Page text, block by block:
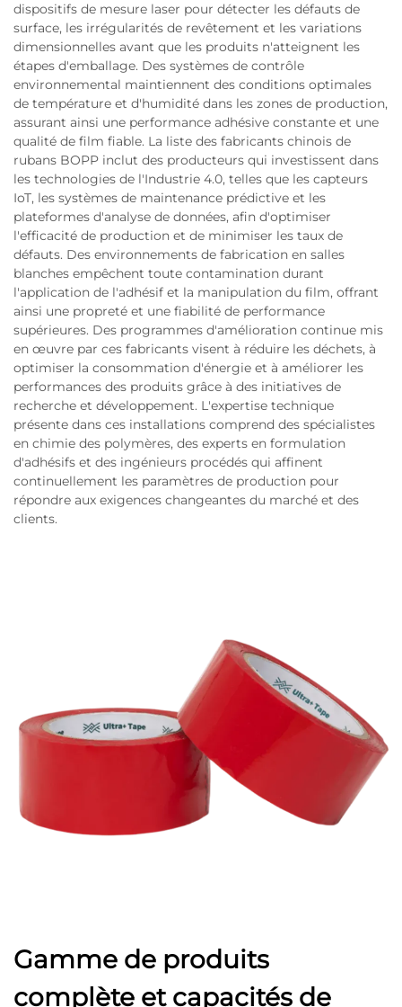
dispositifs de mesure laser pour détecter les défauts de
surface, les irrégularités de revêtement et les variations
dimensionnelles avant que les produits n'atteignent les
étapes d'emballage. Des systèmes de contrôle
environnemental maintiennent des conditions optimales
de température et d'humidité dans les zones de production,
assurant ainsi une performance adhésive constante et une
qualité de film fiable. La liste des fabricants chinois de
rubans BOPP inclut des producteurs qui investissent dans
les technologies de l'Industrie 4.0, telles que les capteurs
IoT, les systèmes de maintenance prédictive et les
plateformes d'analyse de données, afin d'optimiser
l'efficacité de production et de minimiser les taux de
défauts. Des environnements de fabrication en salles
blanches empêchent toute contamination durant
l'application de l'adhésif et la manipulation du film, offrant
ainsi une propreté et une fiabilité de performance
supérieures. Des programmes d'amélioration continue mis
en œuvre par ces fabricants visent à réduire les déchets, à
optimiser la consommation d'énergie et à améliorer les
performances des produits grâce à des initiatives de
recherche et développement. L'expertise technique
présente dans ces installations comprend des spécialistes
en chimie des polymères, des experts en formulation
d'adhésifs et des ingénieurs procédés qui affinent
continuellement les paramètres de production pour
répondre aux exigences changeantes du marché et des
clients.
Gamme de produits
complète et capacités de